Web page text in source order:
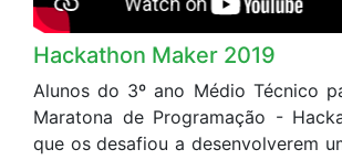
Hackathon Maker 2019
Alunos do 3º ano Médio Técnico
Maratona de Programação -